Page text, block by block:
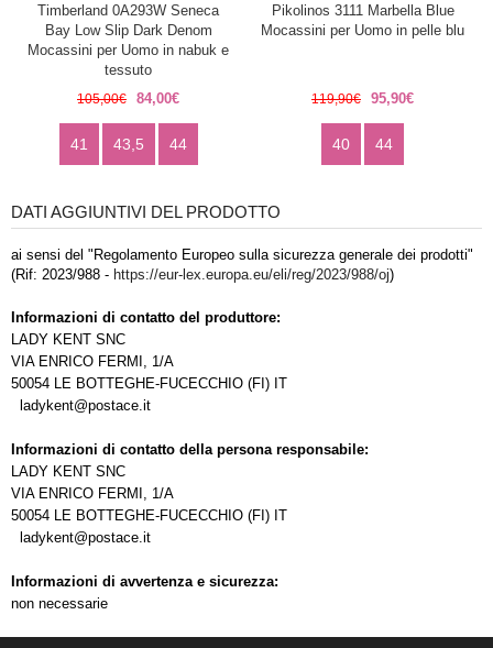
Timberland 0A293W Seneca
Bay Low Slip Dark Denom
Mocassini per Uomo in nabuk e
tessuto
105,00€ 84,00€
41 43,5 44
Pikolinos 3111 Marbella Blue
Mocassini per Uomo in pelle blu
119,90€ 95,90€
40 44
DATI AGGIUNTIVI DEL PRODOTTO
ai sensi del "Regolamento Europeo sulla sicurezza generale dei prodotti"
(Rif: 2023/988 - https://eur-lex.europa.eu/eli/reg/2023/988/oj)
Informazioni di contatto del produttore:
LADY KENT SNC
VIA ENRICO FERMI, 1/A
50054 LE BOTTEGHE-FUCECCHIO (FI) IT
ladykent@postace.it
Informazioni di contatto della persona responsabile:
LADY KENT SNC
VIA ENRICO FERMI, 1/A
50054 LE BOTTEGHE-FUCECCHIO (FI) IT
ladykent@postace.it
Informazioni di avvertenza e sicurezza:
non necessarie